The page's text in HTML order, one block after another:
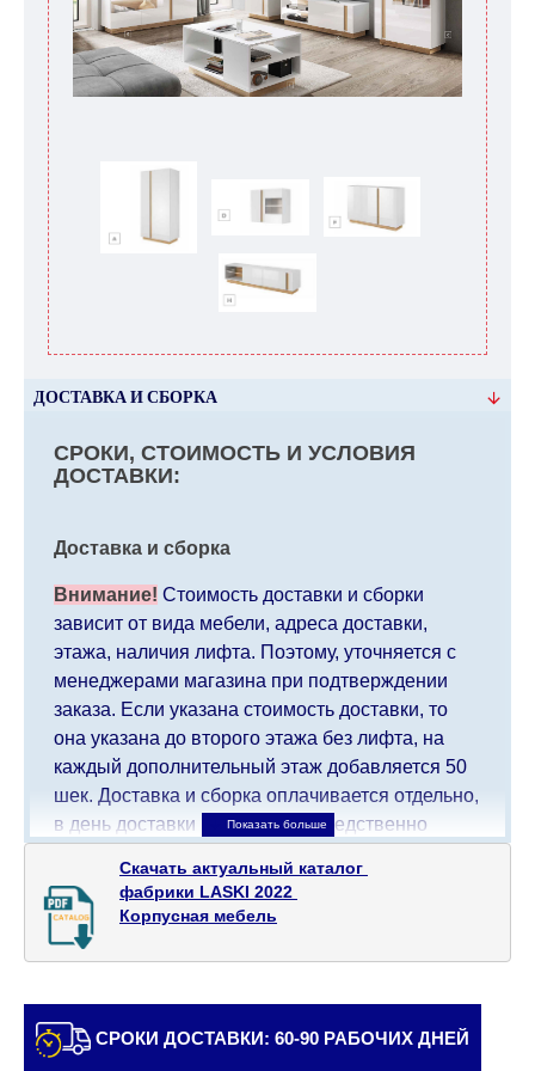
ДОСТАВКА И СБОРКА
СРОКИ, СТОИМОСТЬ И УСЛОВИЯ
ДОСТАВКИ:
Доставка и сборка
Внимание! Стоимость доставки и сборки
зависит от вида мебели, адреса доставки,
этажа, наличия лифта. Поэтому, уточняется с
менеджерами магазина при подтверждении
заказа. Если указана стоимость доставки, то
она указана до второго этажа без лифта, на
каждый дополнительный этаж добавляется 50
шек. Доставка и сборка оплачивается отдельно,
в день доставки мебели непосредственно
населенные пункты, которые находятся далеко
от центра страны, такие как: все, что дальше от
Кармиэля на севере, все, что дальше от Беэр-
Шевы на юге и в Иерусалиме, будет взимать
Доставка в Эйлат будет оговариваться
индивидуально, предварительно уточняя с
Скачать актуальный каталог
фабрики LASKI 2022
Корпусная мебель
СРОКИ ДОСТАВКИ: 60-90 РАБОЧИХ ДНЕЙ